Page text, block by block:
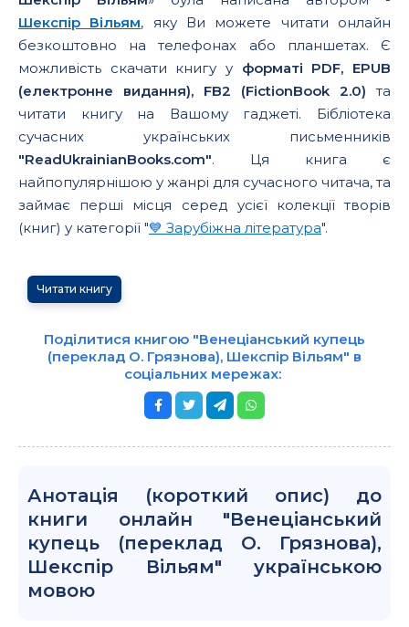
Шекспір Вільям, яку Ви можете читати онлайн
безкоштовно на телефонах або планшетах. Є
можливість скачати книгу у форматі PDF, EPUB
(електронне видання), FB2 (FictionBook 2.0) та
читати книгу на Вашому гаджеті. Бібліотека
сучасних українських письменників
"ReadUkrainianBooks.com". Ця книга є
найпопулярнішою у жанрі для сучасного читача, та
займає перші місця серед усієї колекції творів
(книг) у категорії "💙 Зарубіжна література".
Читати книгу
Поділитися книгою "Венеціанський купець
(переклад О. Грязнова), Шекспір Вільям" в
соціальних мережах:
Анотація (короткий опис) до
книги онлайн "Венеціанський
купець (переклад О. Грязнова),
Шекспір Вільям" українською
мовою